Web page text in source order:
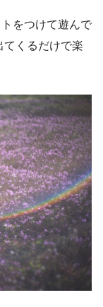
をつけて遊んで
てくるだけで楽